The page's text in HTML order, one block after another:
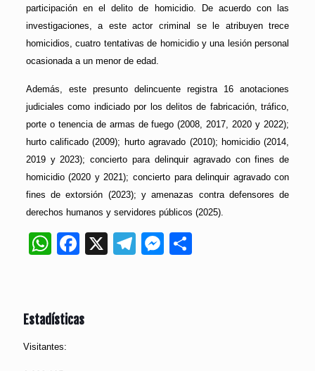
participación en el delito de homicidio. De acuerdo con las
investigaciones, a este actor criminal se le atribuyen trece
homicidios, cuatro tentativas de homicidio y una lesión personal
ocasionada a un menor de edad.
Además, este presunto delincuente registra 16 anotaciones
judiciales como indiciado por los delitos de fabricación, tráfico,
porte o tenencia de armas de fuego (2008, 2017, 2020 y 2022);
hurto calificado (2009); hurto agravado (2010); homicidio (2014,
2019 y 2023); concierto para delinquir agravado con fines de
homicidio (2020 y 2021); concierto para delinquir agravado con
fines de extorsión (2023); y amenazas contra defensores de
derechos humanos y servidores públicos (2025).
WhatsApp
Facebook
X Telegram
Messenger
Estadísticas
Visitantes: